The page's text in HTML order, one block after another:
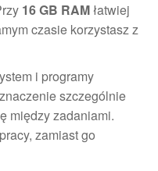
16 GB RAMłatwiej
czasie korzystasz z
i programy
szczególnie
między zadaniami.
zamiast go